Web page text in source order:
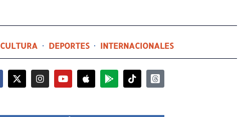
CULTURA DEPORTES INTERNACIONALES
12 horas ago